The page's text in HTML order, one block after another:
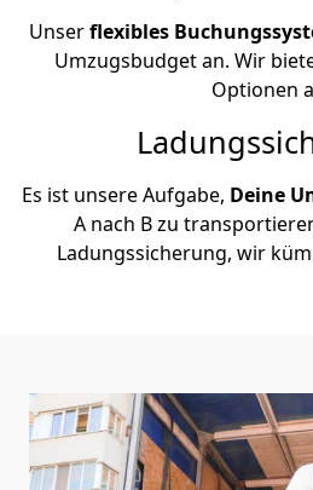
Unserflexibles
Umzugsbudget an. Wir
Optionen
Es ist unsere Aufgabe, Deine
A nach B zu
Ladungssicherung, wir